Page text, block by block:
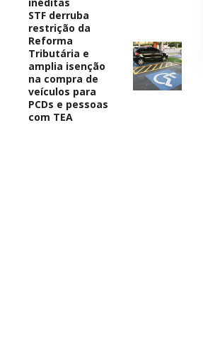
STF derruba
restrição da
Reforma
Tributária e
amplia isenção
na compra de
veículos para
PCDs e pessoas
com TEA